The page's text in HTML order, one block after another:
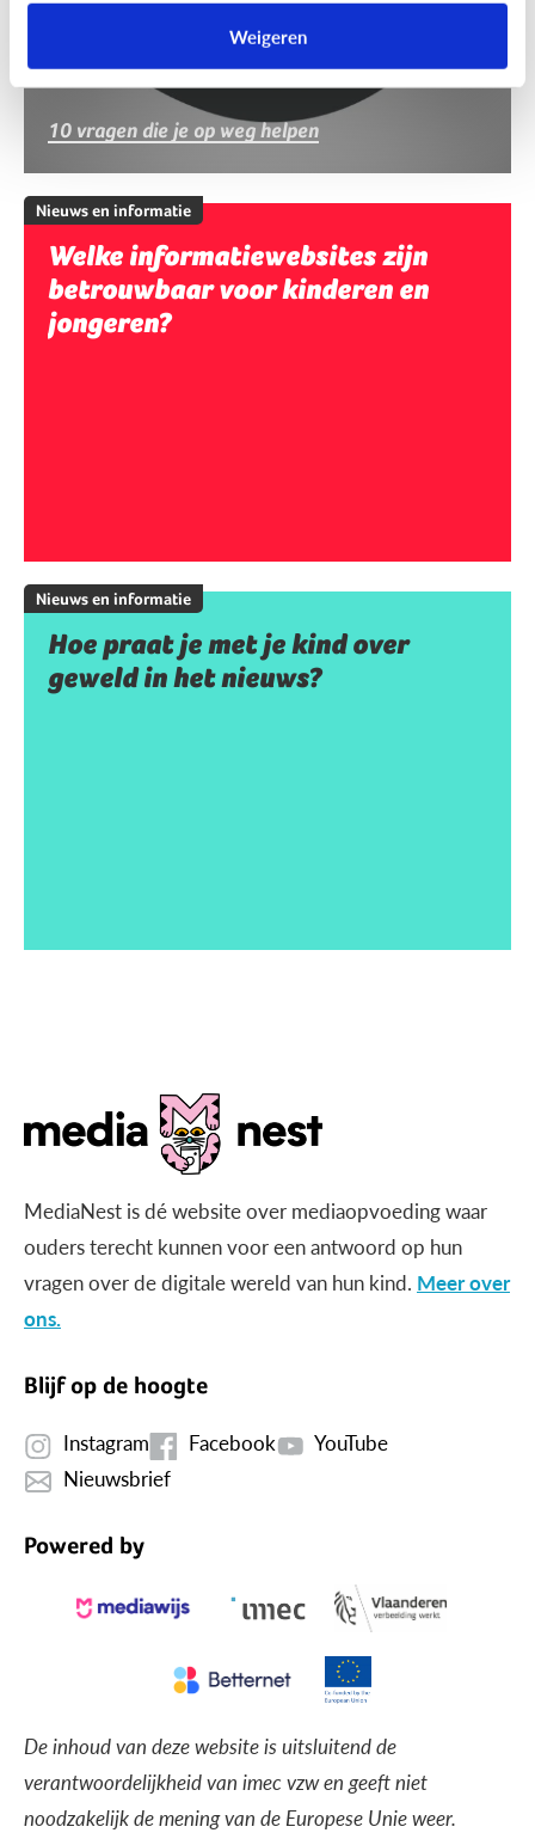
Weigeren
10 vragen die je op weg helpen
Nieuws en informatie
Welke informatiewebsites zijn
betrouwbaar voor kinderen en
jongeren?
Nieuws en informatie
Hoe praat je met je kind over
geweld in het nieuws?
MediaNest is dé website over mediaopvoeding waar
ouders terecht kunnen voor een antwoord op hun
vragen over de digitale wereld van hun kind. Meer over
ons.
Blijf op de hoogte
Instagram Facebook
YouTube
Nieuwsbrief
Powered by
De inhoud van deze website is uitsluitend de
verantwoordelijkheid van imec vzw en geeft niet
noodzakelijk de mening van de Europese Unie weer.